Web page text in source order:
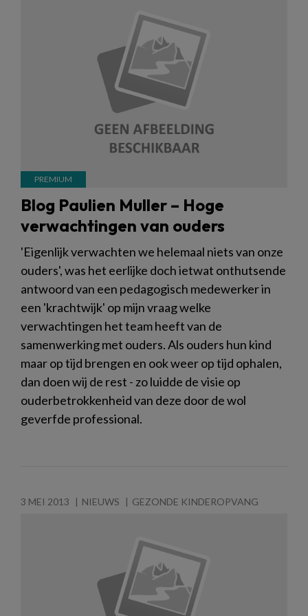
Blog Paulien Muller – Hoge
verwachtingen van ouders
'Eigenlijk verwachten we helemaal niets van onze
ouders', was het eerlijke doch ietwat onthutsende
antwoord van een pedagogisch medewerker in
een 'krachtwijk' op mijn vraag welke
verwachtingen het team heeft van de
samenwerking met ouders. Als ouders hun kind
maar op tijd brengen en ook weer op tijd ophalen,
dan doen wij de rest - zo luidde de visie op
ouderbetrokkenheid van deze door de wol
geverfde professional.
3 MEI 2013 NIEUWS GEZONDE KINDEROPVANG